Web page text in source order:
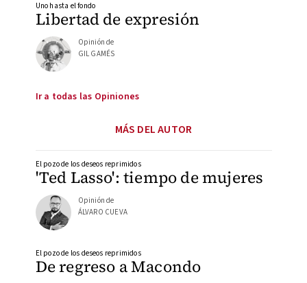
Libertad de expresión
Uno hasta el fondo
Opinión de
GIL GAMÉS
Ir a todas las Opiniones
MÁS DEL AUTOR
'Ted Lasso': tiempo de mujeres
El pozo de los deseos reprimidos
Opinión de
ÁLVARO CUEVA
De regreso a Macondo
El pozo de los deseos reprimidos